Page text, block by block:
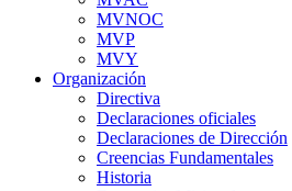
MVNOC
MVP
MVY
Organización
Directiva
Declaraciones oficiales
Declaraciones de Dirección
Creencias Fundamentales
Historia